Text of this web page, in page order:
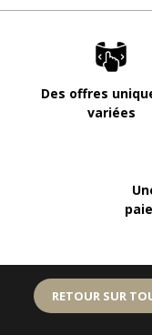
Des offres
variées
RETOUR SUR